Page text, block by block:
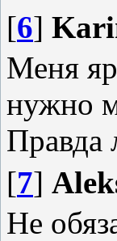
[6]
Меня
нужно
Правда
[7]
Не